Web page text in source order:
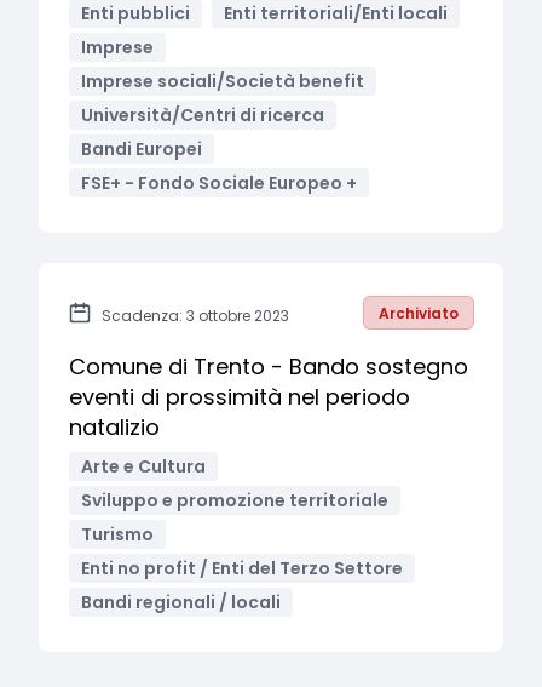
Enti pubblici
Enti territoriali/Enti locali
Imprese
Imprese sociali/Società benefit
Università/Centri di ricerca
Bandi Europei
FSE+ - Fondo Sociale Europeo +
Scadenza: 3 ottobre 2023 Archiviato
Comune di Trento - Bando sostegno
eventi di prossimità nel periodo
natalizio
Arte e Cultura
Sviluppo e promozione territoriale
Turismo
Enti no profit / Enti del Terzo Settore
Bandi regionali / locali